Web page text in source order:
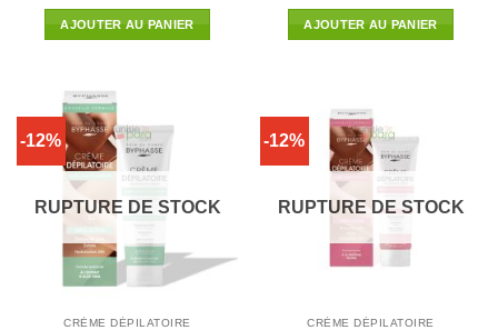
initial
était :
AJOUTER AU PANIER
initial
était :
AJOUTER AU PANIER
-12%
RUPTURE DE STOCK
CRÈME DÉPILATOIRE
-12%
RUPTURE DE STOCK
CRÈME DÉPILATOIRE